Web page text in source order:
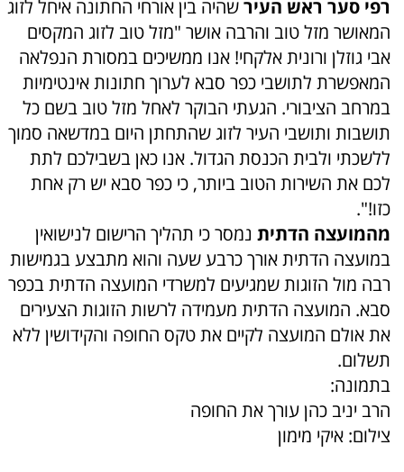
רפי סער ראש העירשהיה בין אורחי החתונה איחל לזוג
המאושר מזל טוב והרבה אושר "מזל טוב לזוג המקסים
אבי גוזלן ורונית אלקחי! אנו ממשיכים במסורת הנפלאה
המאפשרת לתושבי כפר סבא לערוך חתונות אינטימיות
במרחב הציבורי. הגעתי הבוקר לאחל מזל טוב בשם כל
תושבות ותושבי העיר לזוג שהתחתן היום במדשאה סמוך
ללשכתי ולבית הכנסת הגדול. אנו כאן בשבילכם לתת
לכם את השירות הטוב ביותר, כי כפר סבא יש רק אחת
כזו!".
מהמועצה הדתית נמסר כי תהליך הרישום לנישואין
במועצה הדתית אורך כרבע שעה והוא מתבצע בגמישות
רבה מול הזוגות שמגיעים למשרדי המועצה הדתית בכפר
סבא. המועצה הדתית מעמידה לרשות הזוגות הצעירים
את אולם המועצה לקיים את טקס החופה והקידושין ללא
תשלום.
בתמונה:
הרב יניב כהן עורך את החופה
צילום: איקי מימון